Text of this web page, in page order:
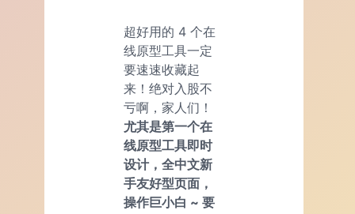
超好用的 4 个在
线原型工具一定
要速速收藏起
来！绝对入股不
亏啊，家人们！
尤其是第一个在
线原型工具即时
设计，全中文新
手友好型页面，
操作巨小白 ~ 要